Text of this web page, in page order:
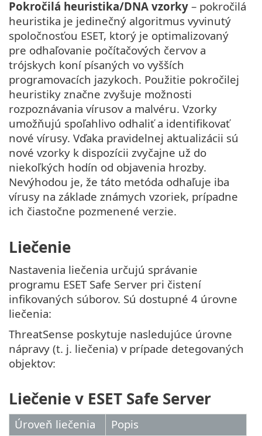
Pokročilá heuristika/DNA vzorky – pokročilá
heuristika je jedinečný algoritmus vyvinutý
spoločnosťou ESET, ktorý je optimalizovaný
pre odhaľovanie počítačových červov a
trójskych koní písaných vo vyšších
programovacích jazykoch. Použitie pokročilej
heuristiky značne zvyšuje možnosti
rozpoznávania vírusov a malvéru. Vzorky
umožňujú spoľahlivo odhaliť a identifikovať
nové vírusy. Vďaka pravidelnej aktualizácii sú
nové vzorky k dispozícii zvyčajne už do
niekoľkých hodín od objavenia hrozby.
Nevýhodou je, že táto metóda odhaľuje iba
vírusy na základe známych vzoriek, prípadne
ich čiastočne pozmenené verzie.
Liečenie
Nastavenia liečenia určujú správanie
programu ESET Safe Server pri čistení
infikovaných súborov. Sú dostupné 4 úrovne
liečenia:
ThreatSense poskytuje nasledujúce úrovne
nápravy (t. j. liečenia) v prípade detegovaných
objektov:
Liečenie v ESET Safe Server
Úroveň liečenia
Popis